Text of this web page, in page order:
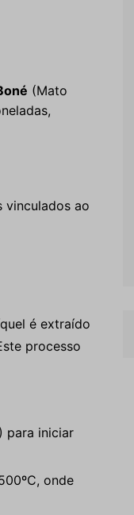
(Mato
vinculados ao
é extraído
processo
para iniciar
onde